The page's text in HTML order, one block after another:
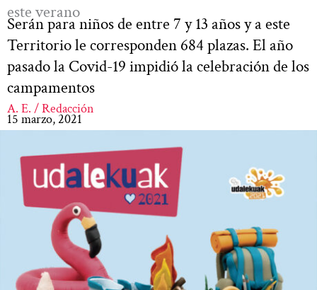
este verano
Serán para niños de entre 7 y 13 años y a este
Territorio le corresponden 684 plazas. El año
pasado la Covid-19 impidió la celebración de los
campamentos
A. E. / Redacción
15 marzo, 2021